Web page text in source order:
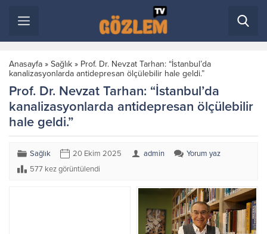
Anasayfa » Sağlık » Prof. Dr. Nevzat Tarhan: “İstanbul’da
kanalizasyonlarda antidepresan ölçülebilir hale geldi.”
Prof. Dr. Nevzat Tarhan: “İstanbul’da
kanalizasyonlarda antidepresan ölçülebilir
hale geldi.”
Sağlık 20 Ekim 2025 admin
Yorum yaz
577 kez görüntülendi